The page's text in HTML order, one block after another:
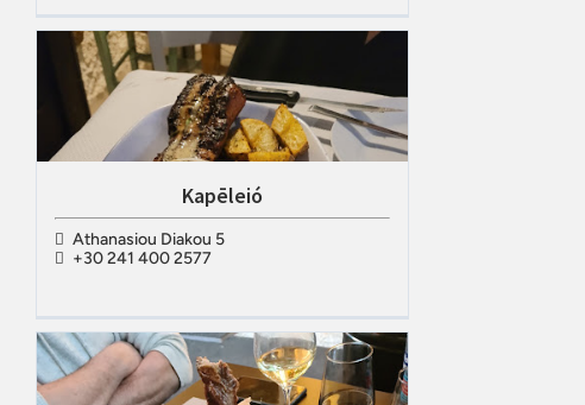
Kapēleió
Athanasiou Diakou 5
+30 241 400 2577